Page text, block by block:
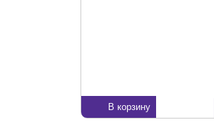
В корзину